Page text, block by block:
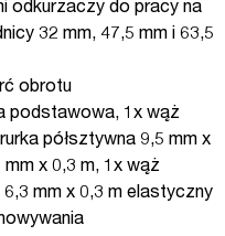
odkurzaczy do pracy na
32 mm, 47,5 mm i 63,5
obrotu
podstawowa, 1x wąż
półsztywna 9,5 mm x
x 0,3 m, 1x wąż
mm x 0,3 m elastyczny